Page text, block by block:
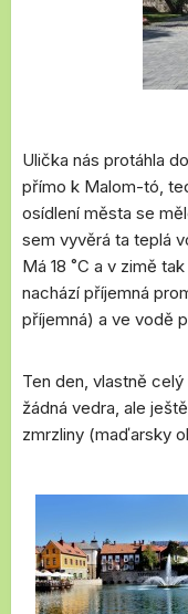
Ulička nás protáhla
přímo k Malom-tó,
osídlení města se
sem vyvěrá ta teplá
Má 18 ˚C a v zimě
nachází příjemná
příjemná) a ve vodě
Ten den, vlastně
žádná vedra, ale
zmrzliny (maďarsky